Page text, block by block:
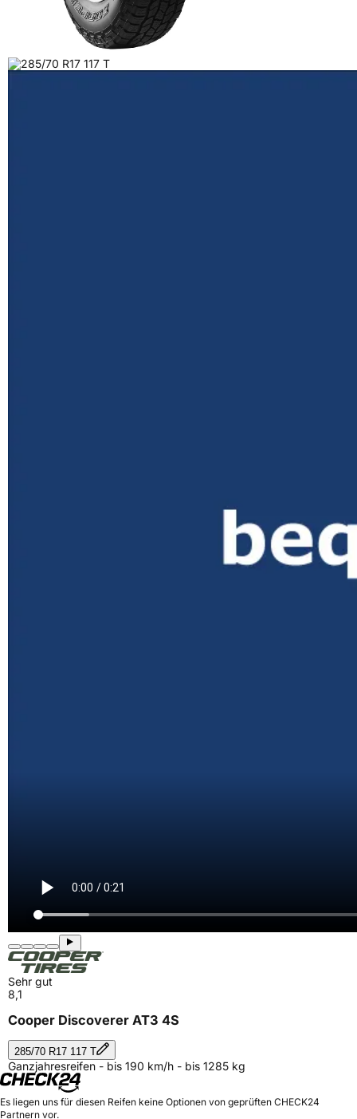
Sehr gut
8,1
Cooper Discoverer AT3 4S
285/70 R17 117 T
Ganzjahresreifen - bis 190 km/h - bis 1285 kg
Es liegen uns für diesen Reifen keine Optionen von geprüften CHECK24
Partnern vor.